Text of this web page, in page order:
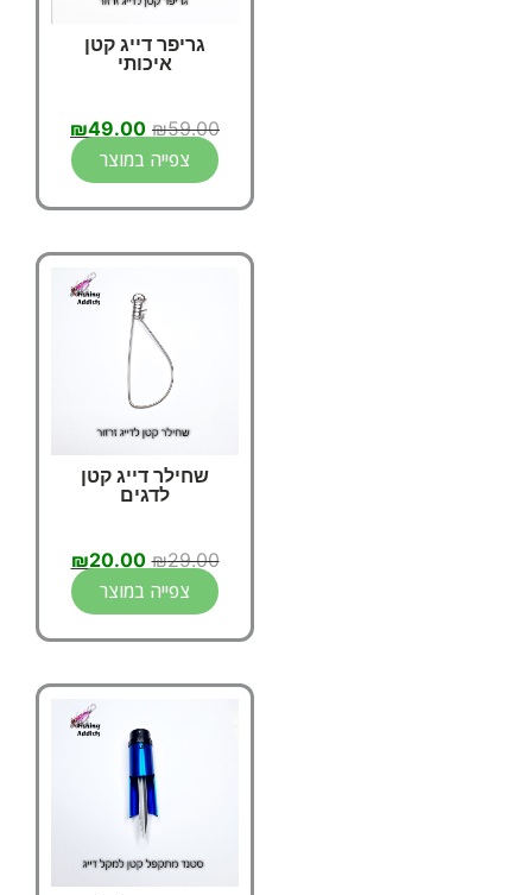
גריפר דייג קטן
איכותי
₪59.00
₪49.00
צפייה במוצר
שחילר דייג קטן
לדגים
₪29.00
₪20.00
צפייה במוצר